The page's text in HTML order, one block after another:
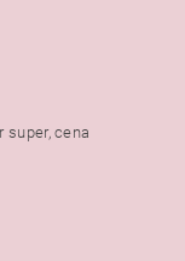
super, cena